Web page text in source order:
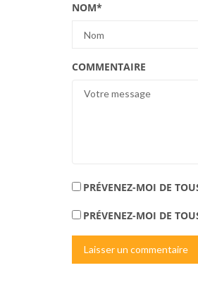
NOM*
COMMENTAIRE
PRÉVENEZ-MOI DE
PRÉVENEZ-MOI DE